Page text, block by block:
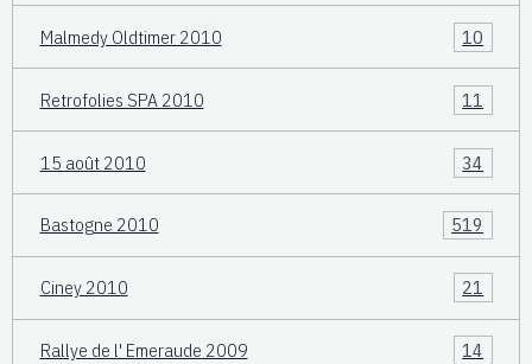
Malmedy Oldtimer 2010 10
Retrofolies SPA 2010 11
15 août 2010 34
Bastogne 2010 519
Ciney 2010 21
Rallye de l' Emeraude 2009 14